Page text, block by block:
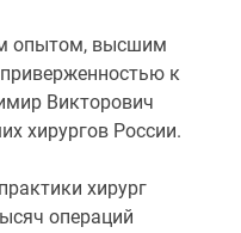
опытом, высшим
к
Викторович
хирургов России.
хирург
операций